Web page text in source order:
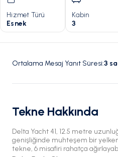
Hizmet Türü
Esnek
Kabin
3
Ortalama Mesaj Yanıt Süresi:3
Tekne Hakkında
Delta Yacht 41, 12.5 metre
genişliğinde muhteşem bir
tekne, 6 misafiri rahatça